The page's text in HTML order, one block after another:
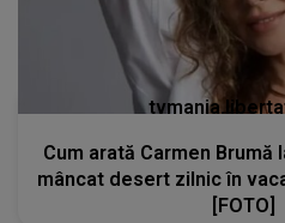
Cum arată Carmen Brumă
mâncat desert zilnic în
[FOTO]